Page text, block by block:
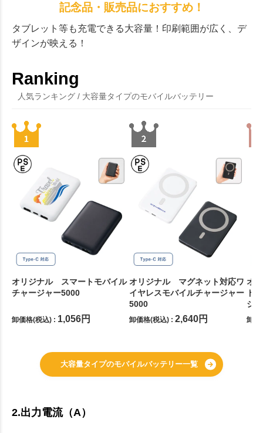
記念品・販売品におすすめ！
タブレット等も充電できる大容量！印刷範囲が広く、デ
ザインが映える！
Ranking
人気ランキング / 大容量タイプのモバイルバッテリー
オリジナル スマートモバイル
チャージャー5000
卸価格(税込) : 1,056円
オリジナル マグネット対応ワ
イヤレスモバイルチャージャー
5000
卸価格(税込) : 2,640円
オ
ド
ジ
卸価
大容量タイプのモバイルバッテリー一覧
2.出力電流（A）